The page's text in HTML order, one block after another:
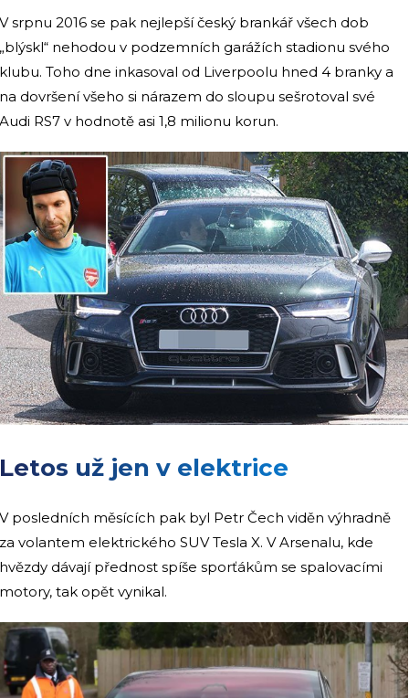
srpnu 2016 se pak nejlepší český brankář všech dob
nehodou v podzemních garážích stadionu svého
Toho dne inkasoval od Liverpoolu hned 4 branky a
dovršení všeho si nárazem do sloupu sešrotoval své
RS7 v hodnotě asi 1,8 milionu korun.
už jen v elektrice
posledních měsících pak byl Petr Čech viděn výhradně
volantem elektrického SUV Tesla X. V Arsenalu, kde
dávají přednost spíše sporťákům se spalovacími
tak opět vynikal.